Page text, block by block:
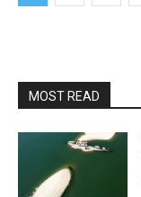
MOST READ